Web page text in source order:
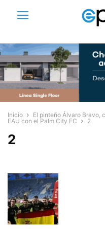
Inicio
El pinteño Álvaro Bravo,
EAU con el Palm City FC
2
2